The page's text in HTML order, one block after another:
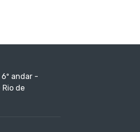
andar -
de